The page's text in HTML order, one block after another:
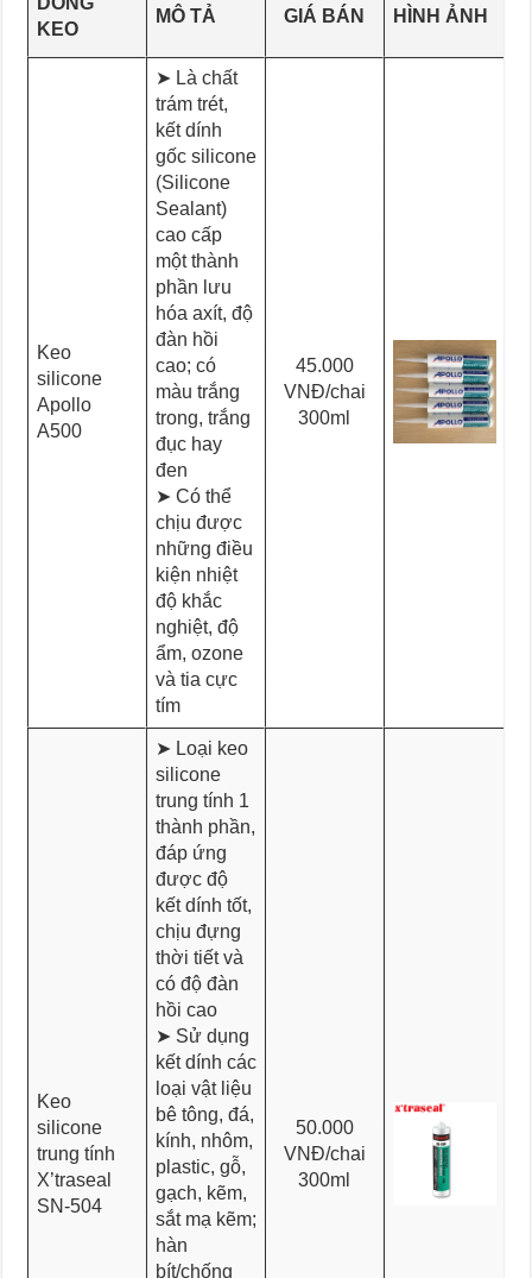
KEO
MÔ TẢ GIÁ BÁN HÌNH ẢNH
Keo
silicone
Apollo
A500
➤ Là chất
trám trét,
kết dính
gốc silicone
(Silicone
Sealant)
cao cấp
một thành
phần lưu
hóa axít, độ
đàn hồi
cao; có
màu trắng
trong, trắng
đục hay
đen
➤ Có thể
chịu được
những điều
kiện nhiệt
độ khắc
nghiệt, độ
ẩm, ozone
và tia cực
tím
45.000
VNĐ/chai
300ml
Keo
silicone
trung tính
X’traseal
SN-504
➤ Loại keo
silicone
trung tính 1
thành phần,
đáp ứng
được độ
kết dính tốt,
chịu đựng
thời tiết và
có độ đàn
hồi cao
➤ Sử dụng
kết dính các
loại vật liệu
bê tông, đá,
kính, nhôm,
plastic, gỗ,
gạch, kẽm,
sắt mạ kẽm;
hàn
bít/chống
50.000
VNĐ/chai
300ml